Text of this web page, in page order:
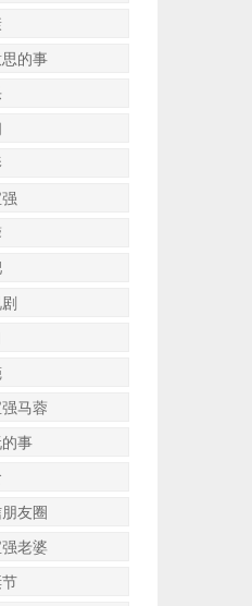
的事
马蓉
事
友圈
老婆